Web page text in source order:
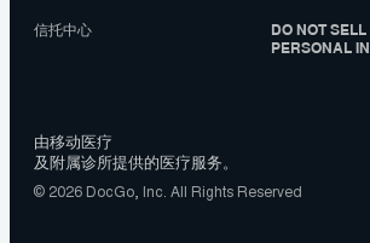
信托中心
DO NOT
PERSONAL
由移动医疗
及附属诊所提供的医疗服务。
© 2026 DocGo, Inc. All Rights Reserved